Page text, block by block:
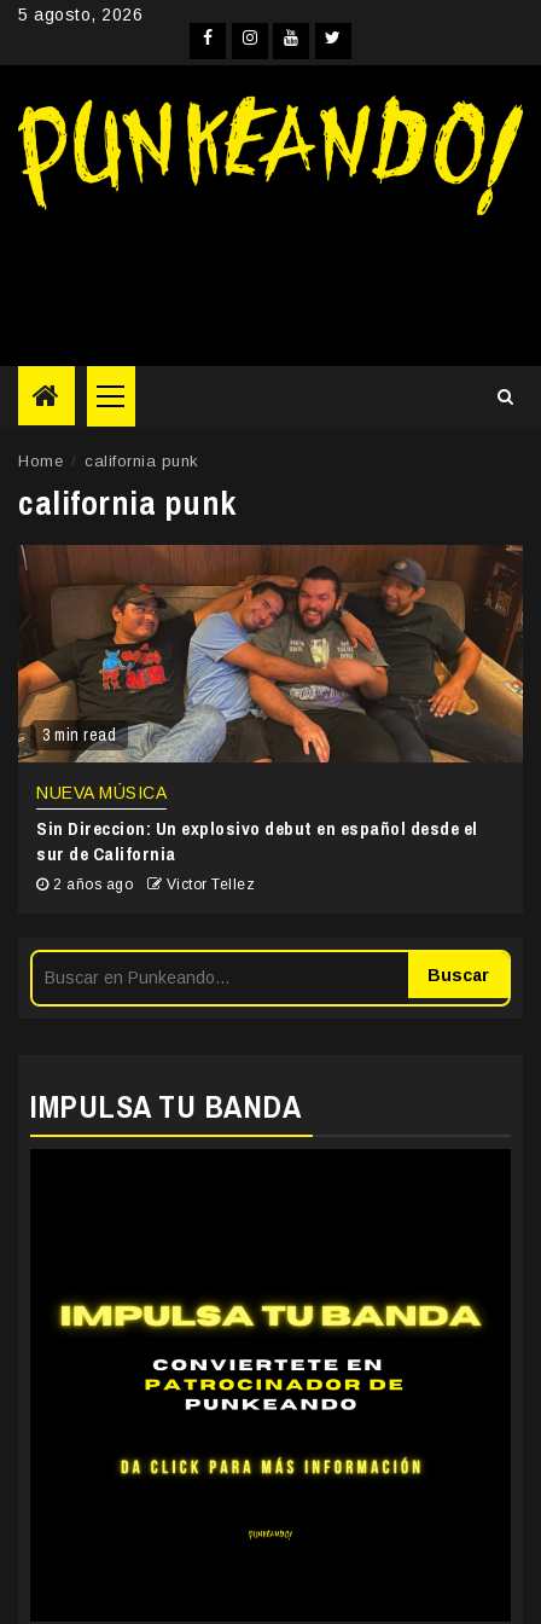
Skip5 agosto, 2026
Facebook
Instagram
YouTube
Twitter
Primary
Menu
Home california punk
california punk
3 min read
NUEVA MÚSICA
Sin Direccion: Un explosivo debut en español desde el
sur de California
2 años ago Victor Tellez
Buscar
IMPULSA TU BANDA